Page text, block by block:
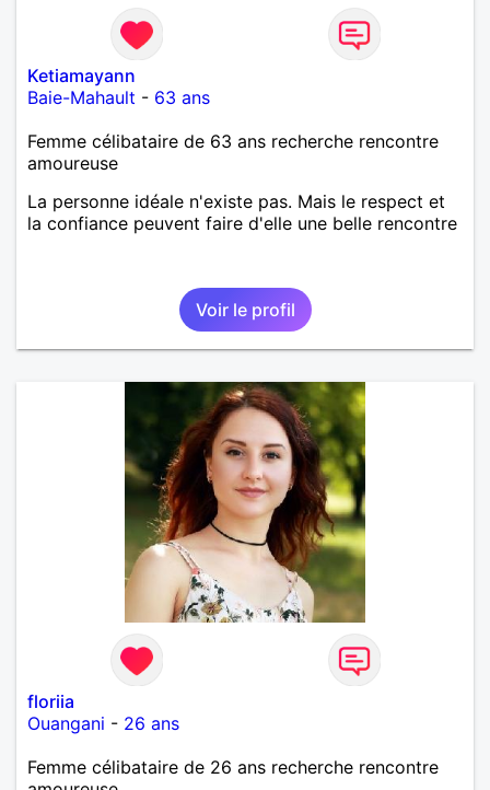
Ketiamayann
Baie-Mahault - 63 ans
Femme célibataire de 63 ans recherche rencontre
amoureuse
La personne idéale n'existe pas. Mais le respect et
la confiance peuvent faire d'elle une belle rencontre
Voir le profil
floriia
Ouangani - 26 ans
Femme célibataire de 26 ans recherche rencontre